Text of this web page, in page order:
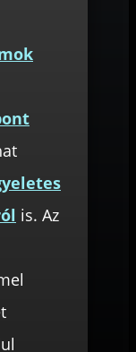
is. Az